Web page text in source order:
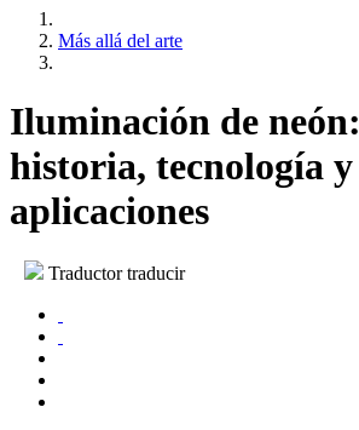
Más allá del arte
Iluminación de neón:
historia, tecnología y
aplicaciones
Traductor traducir